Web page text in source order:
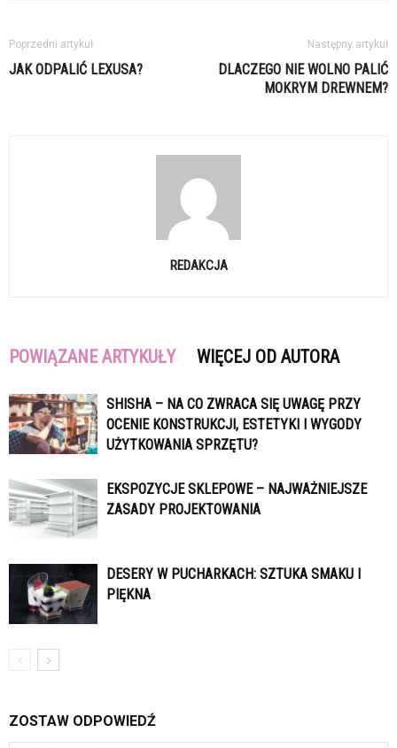
Poprzedni artykuł
JAK ODPALIĆ LEXUSA?
Następny artykuł
DLACZEGO NIE WOLNO PALIĆ
MOKRYM DREWNEM?
REDAKCJA
POWIĄZANE ARTYKUŁY WIĘCEJ OD AUTORA
SHISHA – NA CO ZWRACA SIĘ UWAGĘ PRZY
OCENIE KONSTRUKCJI, ESTETYKI I WYGODY
UŻYTKOWANIA SPRZĘTU?
EKSPOZYCJE SKLEPOWE – NAJWAŻNIEJSZE
ZASADY PROJEKTOWANIA
DESERY W PUCHARKACH: SZTUKA SMAKU I
PIĘKNA
ZOSTAW ODPOWIEDŹ